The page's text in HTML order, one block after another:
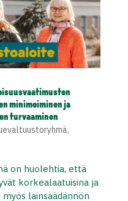
minimoiminen ja
turvaaminen
,
on huolehtia, että
korkealaatuisina ja
lainsäädännön